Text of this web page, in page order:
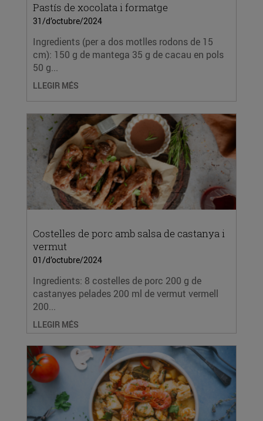
Pastís de xocolata i formatge
31/d’octubre/2024
Ingredients (per a dos motlles rodons de 15
cm): 150 g de mantega 35 g de cacau en pols
50 g...
LLEGIR MÉS
Costelles de porc amb salsa de castanya i
vermut
01/d’octubre/2024
Ingredients: 8 costelles de porc 200 g de
castanyes pelades 200 ml de vermut vermell
200...
LLEGIR MÉS